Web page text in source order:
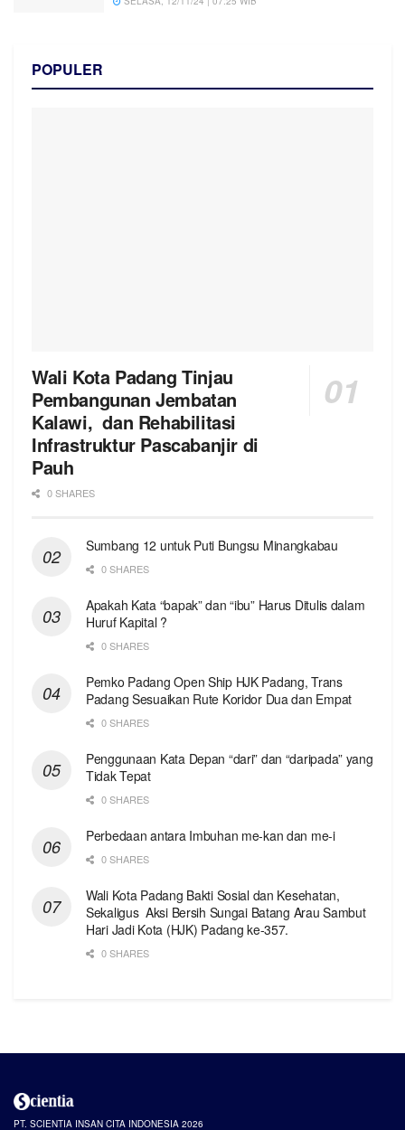
POPULER
Wali Kota Padang Tinjau
Pembangunan Jembatan
Kalawi, dan Rehabilitasi
Infrastruktur Pascabanjir di
Pauh
0 SHARES
Sumbang 12 untuk Puti Bungsu Minangkabau
0 SHARES
Apakah Kata “bapak” dan “ibu” Harus Ditulis dalam
Huruf Kapital ?
0 SHARES
Pemko Padang Open Ship HJK Padang, Trans
Padang Sesuaikan Rute Koridor Dua dan Empat
0 SHARES
Penggunaan Kata Depan “dari” dan “daripada” yang
Tidak Tepat
0 SHARES
Perbedaan antara Imbuhan me-kan dan me-i
0 SHARES
Wali Kota Padang Bakti Sosial dan Kesehatan,
Sekaligus Aksi Bersih Sungai Batang Arau Sambut
Hari Jadi Kota (HJK) Padang ke-357.
0 SHARES
PT. SCIENTIA INSAN CITA INDONESIA 2026